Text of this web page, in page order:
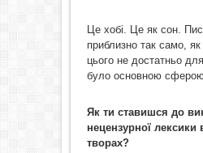
Це хобі. Це як сон.
приблизно так само, як
цього не достатньо
було основною сферою
Як ти ставишся до
нецензурної лексики
творах?